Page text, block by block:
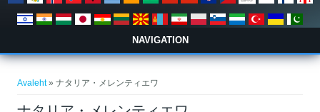
NAVIGATION
Avaleht» ナタリア・メレンティエワ